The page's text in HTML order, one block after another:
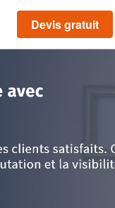
Devis gratuit